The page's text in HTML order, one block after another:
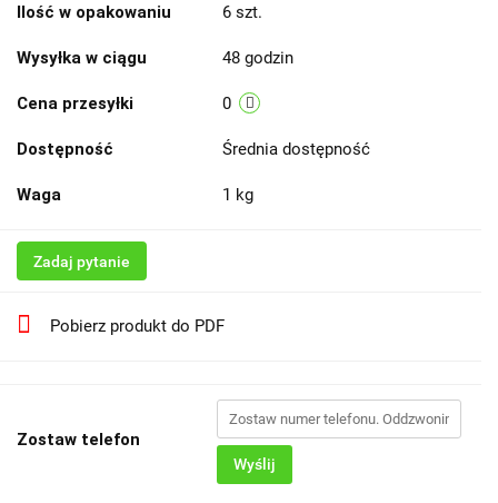
Ilość w opakowaniu 6 szt.
Wysyłka w ciągu 48 godzin
Cena przesyłki 0
Dostępność Średnia dostępność
Waga 1 kg
Zadaj pytanie
Pobierz produkt do PDF
Zostaw telefon
Wyślij